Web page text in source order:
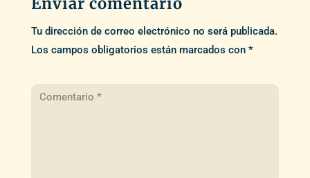
Tu dirección de correo electrónico no será publicada.
Los campos obligatorios están marcados con *